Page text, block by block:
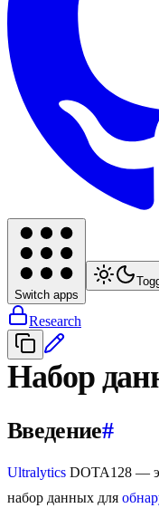
Switch apps
Research
Набор
Введение#
Ultralytics DOTA128 —
набор данных для